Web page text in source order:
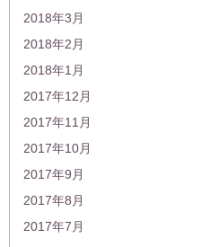
2018年3月
2018年2月
2018年1月
2017年12月
2017年11月
2017年10月
2017年9月
2017年8月
2017年7月